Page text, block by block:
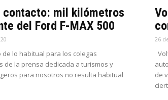
contacto: mil kilómetros
del Ford F-MAX 500
de lo habitual para los colegas
de la prensa dedicada a turismos y
para nosotros no resulta habitual
26
de